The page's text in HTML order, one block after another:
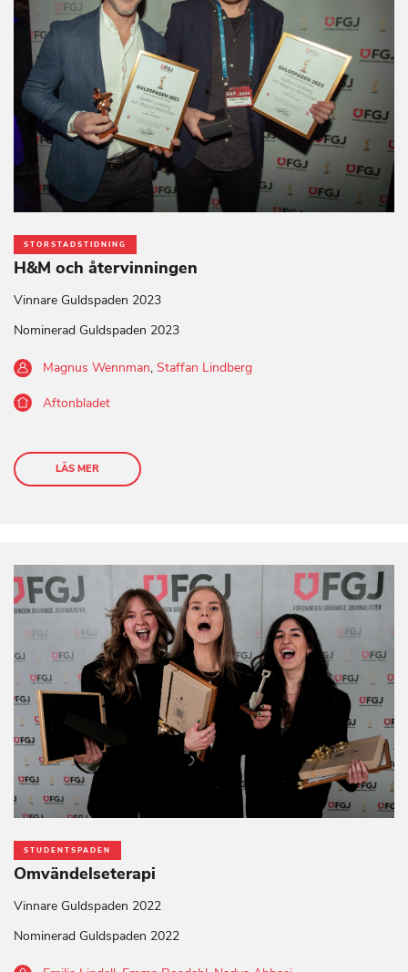
STORSTADSTIDNING
H&M och återvinningen
Vinnare Guldspaden 2023
Nominerad Guldspaden 2023
Magnus Wennman,Staffan Lindberg
Aftonbladet
LÄS MER
STUDENTSPADEN
Omvändelseterapi
Vinnare Guldspaden 2022
Nominerad Guldspaden 2022